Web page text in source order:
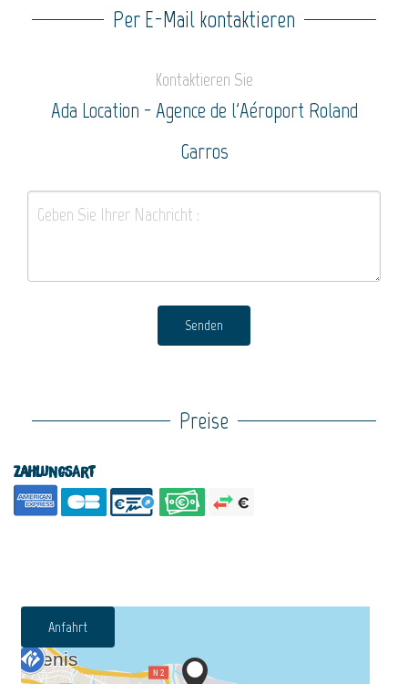
Per E-Mail kontaktieren
Kontaktieren Sie
Ada Location - Agence de l'Aéroport Roland
Garros
Senden
Preise
Zahlungsart
Anfahrt